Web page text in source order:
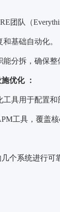
团队（
基础自动化。
分拆，确保整
优化 ：
具用于配置和
工具，覆盖
个系统进行可